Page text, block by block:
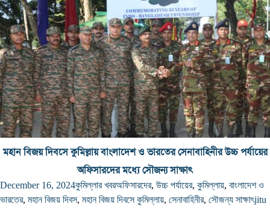
মহান বিজয় দিবসে কুমিল্লায় বাংলাদেশ ও ভারতের সেনাবাহিনীর উচ্চ পর্যায়ের
অফিসারদের মধ্যে সৌজন্য সাক্ষাৎ
December 16, 2024কুমিল্লার খবরঅফিসারদের, উচ্চ পর্যায়ের, কুমিল্লায়, বাংলাদেশ ও
ভারতের, মহান বিজয় দিবস, মহান বিজয় দিবসে কুমিল্লায়, সেনাবাহিনীর, সৌজন্য সাক্ষাৎjitu